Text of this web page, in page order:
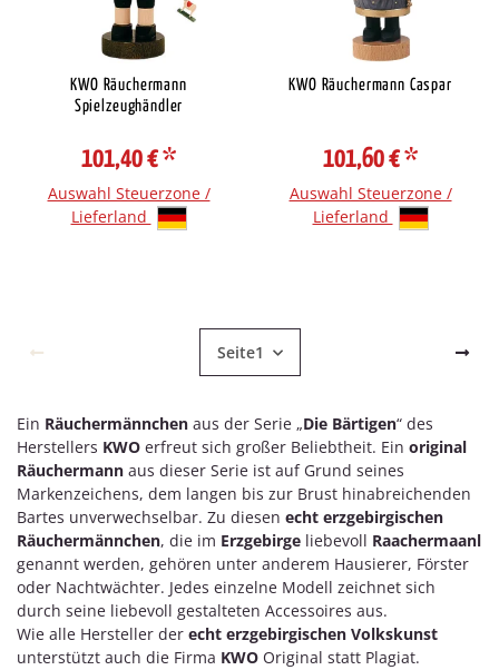
KWO Räuchermann
Spielzeughändler
101,40 €*
Auswahl Steuerzone /
Lieferland
KWO Räuchermann Caspar
101,60 €*
Auswahl Steuerzone /
Lieferland
Seite1
Ein Räuchermännchen aus der Serie „Die Bärtigen“ des
Herstellers KWO erfreut sich großer Beliebtheit. Ein original
Räuchermann aus dieser Serie ist auf Grund seines
Markenzeichens, dem langen bis zur Brust hinabreichenden
Bartes unverwechselbar. Zu diesen echt erzgebirgischen
Räuchermännchen, die im Erzgebirge liebevoll Raachermaanl
genannt werden, gehören unter anderem Hausierer, Förster
oder Nachtwächter. Jedes einzelne Modell zeichnet sich
durch seine liebevoll gestalteten Accessoires aus.
Wie alle Hersteller der echt erzgebirgischen Volkskunst
unterstützt auch die Firma KWO Original statt Plagiat.